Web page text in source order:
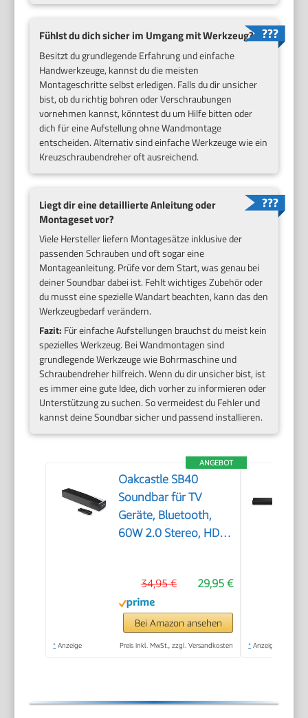
Fühlst du dich sicher im Umgang mit Werkzeug?
Besitzt du grundlegende Erfahrung und einfache
Handwerkzeuge, kannst du die meisten
Montageschritte selbst erledigen. Falls du dir unsicher
bist, ob du richtig bohren oder Verschraubungen
vornehmen kannst, könntest du um Hilfe bitten oder
dich für eine Aufstellung ohne Wandmontage
entscheiden. Alternativ sind einfache Werkzeuge wie ein
Kreuzschraubendreher oft ausreichend.
Liegt dir eine detaillierte Anleitung oder
Montageset vor?
Viele Hersteller liefern Montagesätze inklusive der
passenden Schrauben und oft sogar eine
Montageanleitung. Prüfe vor dem Start, was genau bei
deiner Soundbar dabei ist. Fehlt wichtiges Zubehör oder
du musst eine spezielle Wandart beachten, kann das den
Werkzeugbedarf verändern.
Fazit: Für einfache Aufstellungen brauchst du meist kein
spezielles Werkzeug. Bei Wandmontagen sind
grundlegende Werkzeuge wie Bohrmaschine und
Schraubendreher hilfreich. Wenn du dir unsicher bist, ist
es immer eine gute Idee, dich vorher zu informieren oder
Unterstützung zu suchen. So vermeidest du Fehler und
kannst deine Soundbar sicher und passend installieren.
ANGEBOT
Oakcastle SB40
Soundbar für TV
Geräte, Bluetooth,
60W 2.0 Stereo, HDMI
29,95 €
34,95 €
Bei Amazon ansehen
* Anzeige Preis inkl. MwSt., zzgl. Versandkosten * Anzeige